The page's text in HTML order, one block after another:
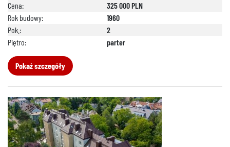
Cena:
325 000 PLN
Rok budowy:
1960
Pok.:
2
Piętro:
parter
Pokaż szczegóły